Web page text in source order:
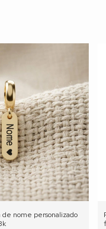
nome personalizado